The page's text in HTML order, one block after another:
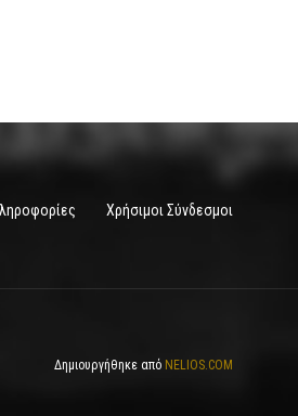
Χρήσιμοι Σύνδεσμοι
Δημιουργήθηκε από NELIOS.COM